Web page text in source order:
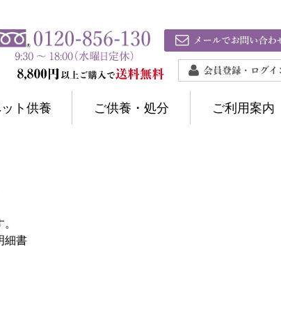
ト供養 ご供養・処分 ご利用案内
細書